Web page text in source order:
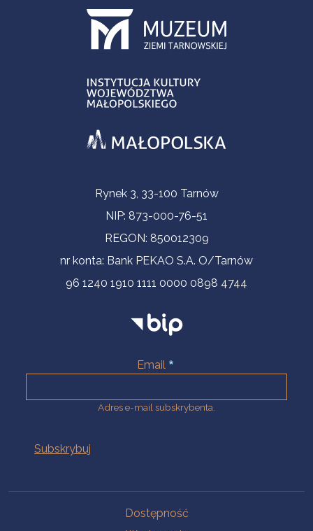
Informacje kontaktoweRynek 3, 33-100 Tarnów
NIP: 873-000-76-51
REGON: 850012309
nr konta: Bank PEKAO S.A. O/Tarnów
96 1240 1910 1111 0000 0898 4744
Email
Adres e-mail subskrybenta.
Dostępność